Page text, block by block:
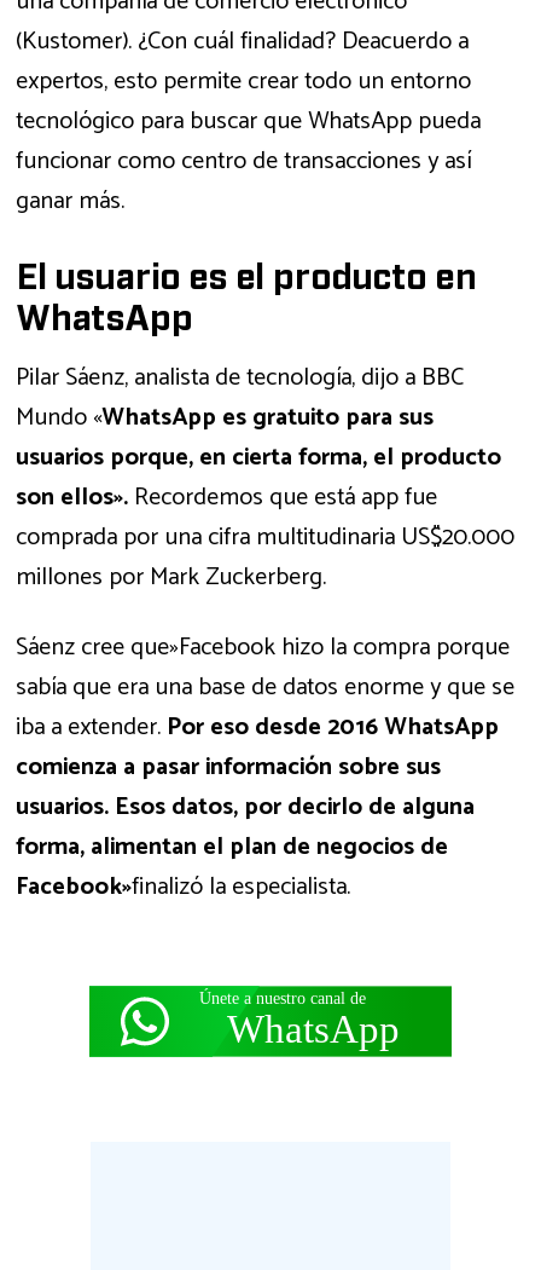
(Kustomer). ¿Con cuál finalidad? Deacuerdo a
expertos, esto permite crear todo un entorno
tecnológico para buscar que WhatsApp pueda
funcionar como centro de transacciones y así
ganar más.
El usuario es el producto en
WhatsApp
Pilar Sáenz, analista de tecnología, dijo a BBC
Mundo «WhatsApp es gratuito para sus
usuarios porque, en cierta forma, el producto
son ellos». Recordemos que está app fue
comprada por una cifra multitudinaria US$20.000
millones por Mark Zuckerberg.
Sáenz cree que»Facebook hizo la compra porque
sabía que era una base de datos enorme y que se
iba a extender. Por eso desde 2016 WhatsApp
comienza a pasar información sobre sus
usuarios. Esos datos, por decirlo de alguna
forma, alimentan el plan de negocios de
Facebook»finalizó la especialista.